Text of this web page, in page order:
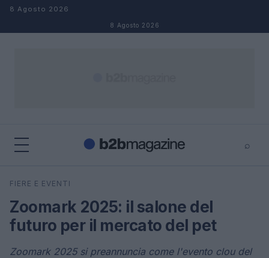
Salta al contenuto
8 Agosto 2026
8 Agosto 2026
⌕
Cerca
FIERE E EVENTI
Zoomark 2025: il salone del
futuro per il mercato del pet
Zoomark 2025 si preannuncia come l'evento clou del